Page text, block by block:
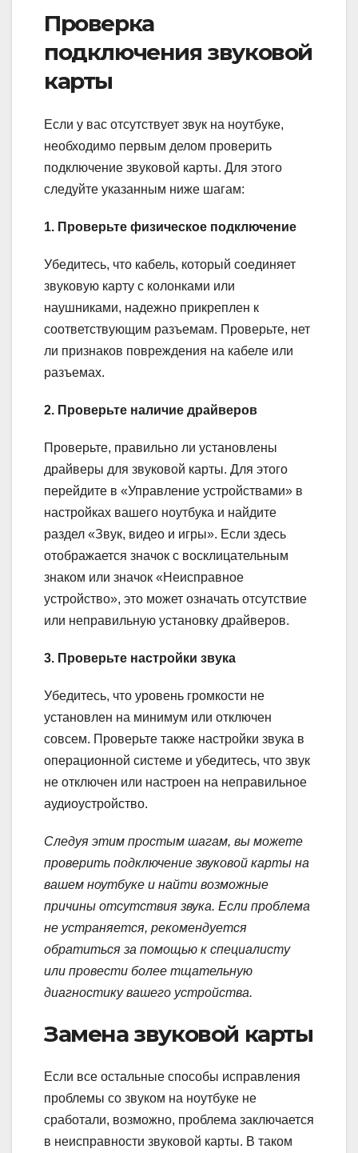
Проверка
подключения звуковой
карты
Если у вас отсутствует звук на ноутбуке,
необходимо первым делом проверить
подключение звуковой карты. Для этого
следуйте указанным ниже шагам:
1. Проверьте физическое подключение
Убедитесь, что кабель, который соединяет
звуковую карту с колонками или
наушниками, надежно прикреплен к
соответствующим разъемам. Проверьте, нет
ли признаков повреждения на кабеле или
разъемах.
2. Проверьте наличие драйверов
Проверьте, правильно ли установлены
драйверы для звуковой карты. Для этого
перейдите в «Управление устройствами» в
настройках вашего ноутбука и найдите
раздел «Звук, видео и игры». Если здесь
отображается значок с восклицательным
знаком или значок «Неисправное
устройство», это может означать отсутствие
или неправильную установку драйверов.
3. Проверьте настройки звука
Убедитесь, что уровень громкости не
установлен на минимум или отключен
совсем. Проверьте также настройки звука в
операционной системе и убедитесь, что звук
не отключен или настроен на неправильное
аудиоустройство.
Следуя этим простым шагам, вы можете
проверить подключение звуковой карты на
вашем ноутбуке и найти возможные
причины отсутствия звука. Если проблема
не устраняется, рекомендуется
обратиться за помощью к специалисту
или провести более тщательную
диагностику вашего устройства.
Замена звуковой карты
Если все остальные способы исправления
проблемы со звуком на ноутбуке не
сработали, возможно, проблема заключается
в неисправности звуковой карты. В таком